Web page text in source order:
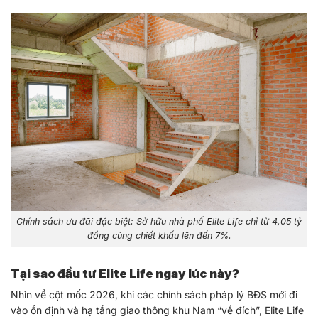
Chính sách ưu đãi đặc biệt: Sở hữu nhà phố Elite Life chỉ từ 4,05 tỷ
đồng cùng chiết khấu lên đến 7%.
Tại sao đầu tư Elite Life ngay lúc này?
Nhìn về cột mốc 2026, khi các chính sách pháp lý BĐS mới đi
vào ổn định và hạ tầng giao thông khu Nam “về đích”, Elite Life